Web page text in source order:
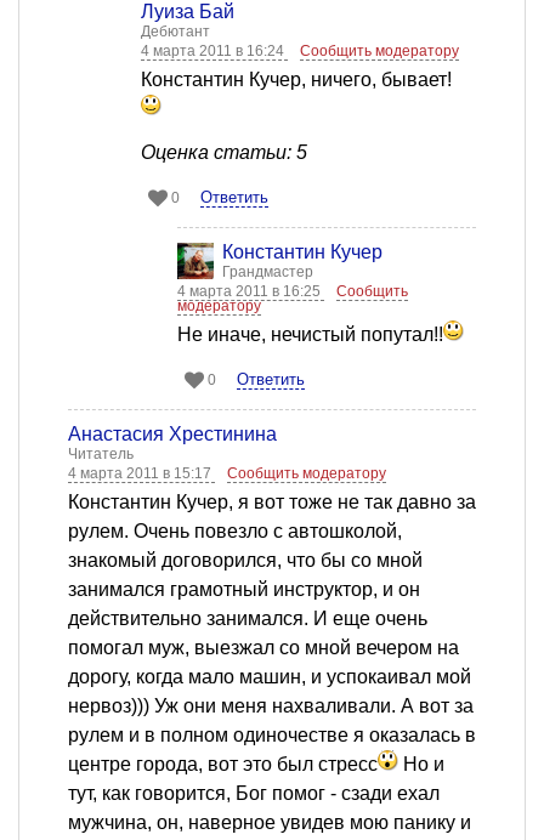
Луиза Бай
Дебютант
4 марта 2011 в 16:24
Сообщить модератору
Константин Кучер, ничего, бывает!
Оценка статьи: 5
0 Ответить
Константин Кучер
Грандмастер
4 марта 2011 в 16:25
Сообщить
модератору
Не иначе, нечистый попутал!!
0 Ответить
Анастасия Хрестинина
Читатель
4 марта 2011 в 15:17
Сообщить модератору
Константин Кучер, я вот тоже не так давно за
рулем. Очень повезло с автошколой,
знакомый договорился, что бы со мной
занимался грамотный инструктор, и он
действительно занимался. И еще очень
помогал муж, выезжал со мной вечером на
дорогу, когда мало машин, и успокаивал мой
нервоз))) Уж они меня нахваливали. А вот за
рулем и в полном одиночестве я оказалась в
центре города, вот это был стресс
Но и
тут, как говорится, Бог помог - сзади ехал
мужчина, он, наверное увидев мою панику и